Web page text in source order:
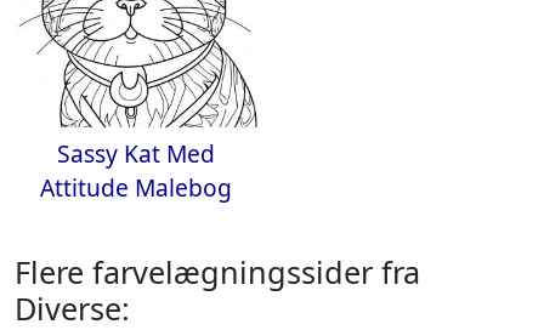
Sassy Kat Med
Attitude Malebog
Flere farvelægningssider fra
Diverse: